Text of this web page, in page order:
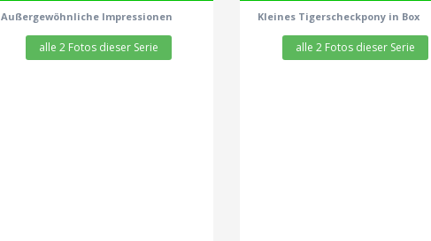
Außergewöhnliche Impressionen
alle 2 Fotos dieser Serie
Kleines Tigerscheckpony in Box
alle 2 Fotos dieser Serie